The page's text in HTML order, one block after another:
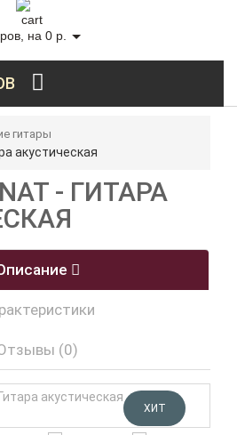
на 0 р.
гитары
акустическая
- ГИТАРА
(0)
ХИТ